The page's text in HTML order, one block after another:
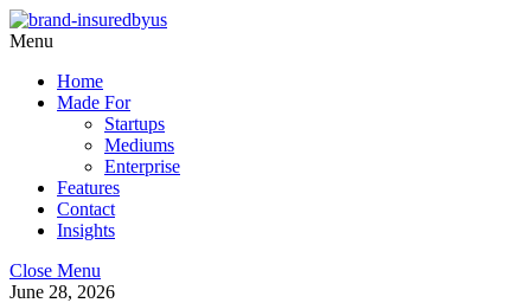
Menu
Home
Made For
Startups
Mediums
Enterprise
Features
Contact
Insights
Close Menu
June 28, 2026